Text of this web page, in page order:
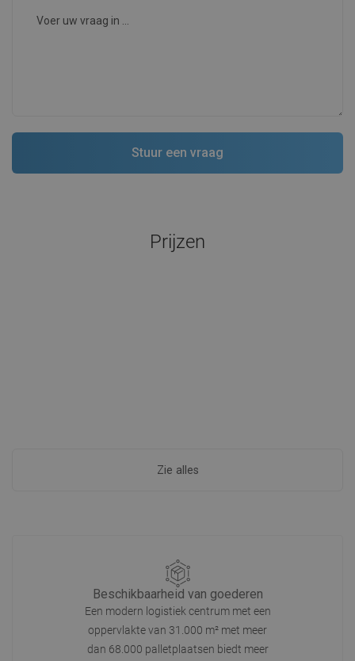
Prijzen
Zie alles
Beschikbaarheid van goederen
Een modern logistiek centrum met een
oppervlakte van 31.000 m² met meer
dan 68.000 palletplaatsen biedt meer